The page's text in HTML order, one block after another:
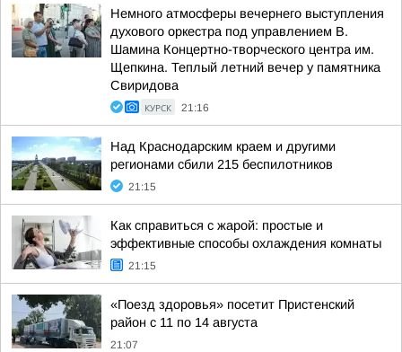
Немного атмосферы вечернего выступления
духового оркестра под управлением В.
Шамина Концертно-творческого центра им.
Щепкина. Теплый летний вечер у памятника
Свиридова
КУРСК 21:16
Над Краснодарским краем и другими
регионами сбили 215 беспилотников
21:15
Как справиться с жарой: простые и
эффективные способы охлаждения комнаты
21:15
«Поезд здоровья» посетит Пристенский
район с 11 по 14 августа
21:07